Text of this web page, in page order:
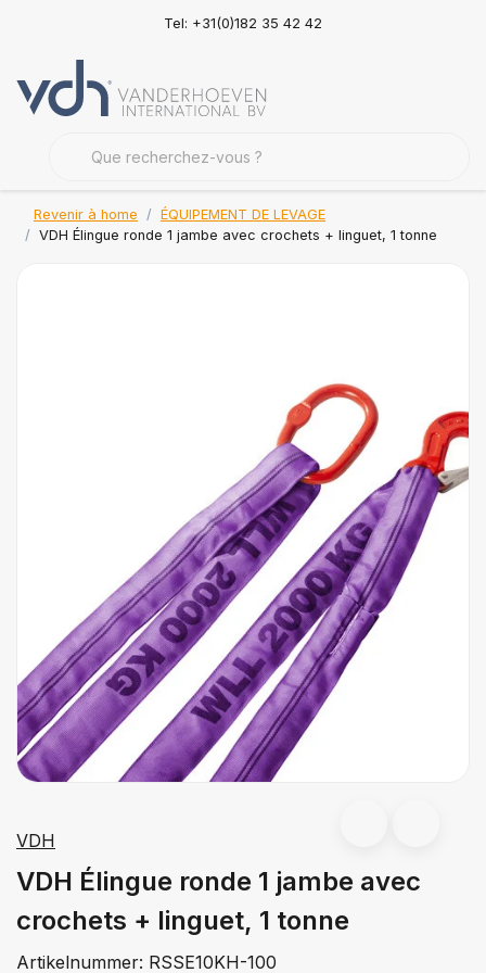
Tel: +31(0)182 35 42 42
Revenir à home
ÉQUIPEMENT DE LEVAGE
VDH Élingue ronde 1 jambe avec crochets + linguet, 1 tonne
VDH
VDH Élingue ronde 1 jambe avec
crochets + linguet, 1 tonne
Artikelnummer: RSSE10KH-100